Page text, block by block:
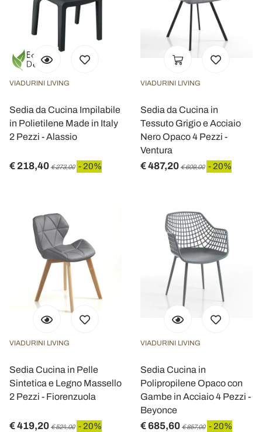
VIADURINI LIVING
Sedia da Cucina Impilabile
in Polietilene Made in Italy
2 Pezzi - Alassio
€ 218,40 € 273,00 - 20%
VIADURINI LIVING
Sedia da Cucina in
Tessuto Grigio e Acciaio
Nero Opaco 4 Pezzi -
Ventura
€ 487,20 € 609,00 - 20%
VIADURINI LIVING
Sedia Cucina in Pelle
Sintetica e Legno Massello
2 Pezzi - Fiorenzuola
€ 419,20 € 524,00 - 20%
VIADURINI LIVING
Sedia Cucina in
Polipropilene Opaco con
Gambe in Acciaio 4 Pezzi -
Beyonce
€ 685,60 € 857,00 - 20%